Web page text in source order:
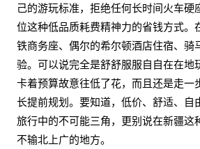
己的游玩标准，拒绝任何长时间火车硬
位这种低品质耗费精神力的省钱方式。
铁商务座、偶尔的希尔顿酒店住宿、骑
验。可以说完全是舒舒服服自自在在地
卡着预算故意往低了花，而且还是走一
长提前规划。要知道，低价、舒适、自
旅行中的不可能三角，更别说在新疆这
不输北上广的地方。